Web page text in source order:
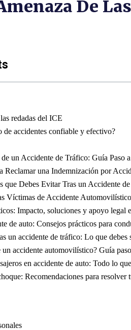
De
redadas del ICE
de accidentes confiable y efectivo?
un Accidente de Tráfico: Guía Paso
Reclamar una Indemnización por
que Debes Evitar Tras un Accidente
Víctimas de Accidente
Impacto, soluciones y apoyo legal
de auto: Consejos prácticos para
un accidente de tráfico: Lo que debes
un accidente automovilístico? Guía
en accidente de auto: Todo lo
Recomendaciones para resolver